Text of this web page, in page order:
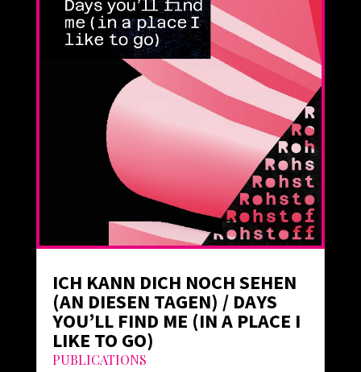
ICH KANN DICH NOCH SEHEN
(AN DIESEN TAGEN) / DAYS
YOU’LL FIND ME (IN A PLACE I
LIKE TO GO)
PUBLICATIONS